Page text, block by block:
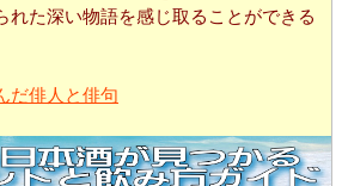
れた深い物語を感じ取ることができる
だ俳人と俳句